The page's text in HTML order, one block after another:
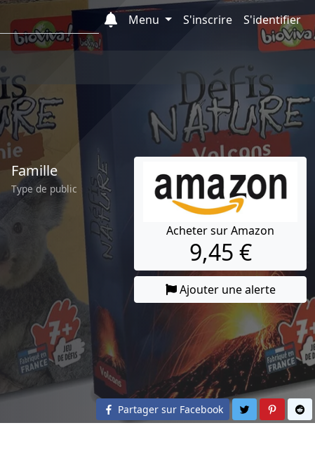
Menu
S'inscrire S'identifier
Famille
Type de public
Acheter sur Amazon
9,45 €
Ajouter une alerte
Partager sur Facebook Partager sur